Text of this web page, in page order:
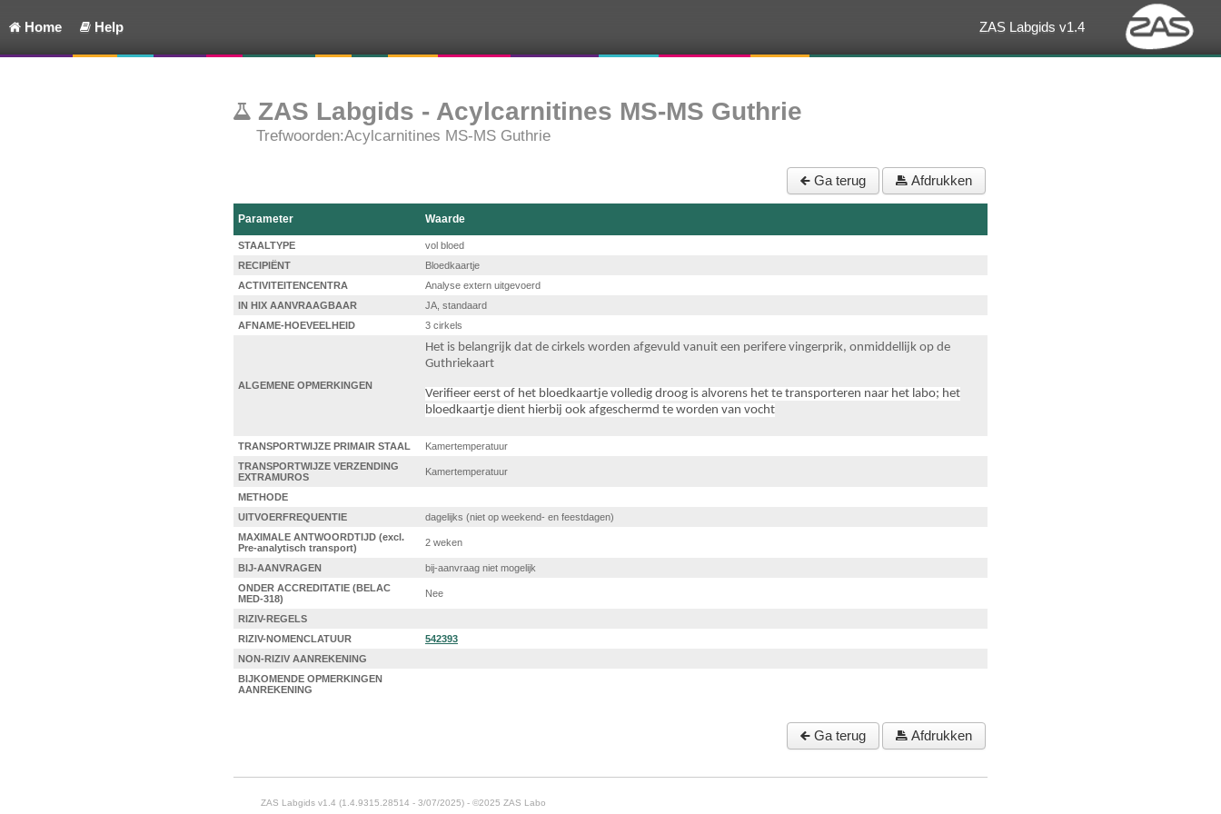
Home Help ZAS Labgids v1.4
ZAS Labgids - Acylcarnitines MS-MS Guthrie
Trefwoorden:Acylcarnitines MS-MS Guthrie
Ga terug Afdrukken
Parameter Waarde
STAALTYPE
vol bloed
RECIPIËNT
Bloedkaartje
ACTIVITEITENCENTRA
Analyse extern uitgevoerd
IN HIX AANVRAAGBAAR
JA, standaard
AFNAME-HOEVEELHEID
3 cirkels
ALGEMENE OPMERKINGEN
Het is belangrijk dat de cirkels worden afgevuld vanuit een perifere vingerprik, onmiddellijk op de
Guthriekaart
Verifieer eerst of het bloedkaartje volledig droog is alvorens het te transporteren naar het labo; het
bloedkaartje dient hierbij ook afgeschermd te worden van vocht
TRANSPORTWIJZE PRIMAIR STAAL
Kamertemperatuur
TRANSPORTWIJZE VERZENDING
EXTRAMUROS
Kamertemperatuur
METHODE
UITVOERFREQUENTIE
dagelijks (niet op weekend- en feestdagen)
MAXIMALE ANTWOORDTIJD (excl.
Pre-analytisch transport)
2 weken
BIJ-AANVRAGEN
bij-aanvraag niet mogelijk
ONDER ACCREDITATIE (BELAC
MED-318)
Nee
RIZIV-REGELS
RIZIV-NOMENCLATUUR
542393
NON-RIZIV AANREKENING
BIJKOMENDE OPMERKINGEN
AANREKENING
Ga terug Afdrukken
ZAS Labgids v1.4 (1.4.9315.28514 - 3/07/2025) - ©2025 ZAS Labo